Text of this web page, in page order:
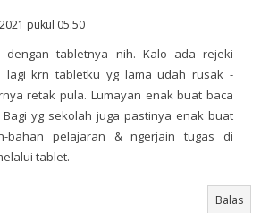
pukul 05.50
dengan tabletnya nih. Kalo ada rejeki
lagi krn tabletku yg lama udah rusak -
retak pula. Lumayan enak buat baca
Bagi yg sekolah juga pastinya enak buat
bahan pelajaran & ngerjain tugas di
tablet.
Balas